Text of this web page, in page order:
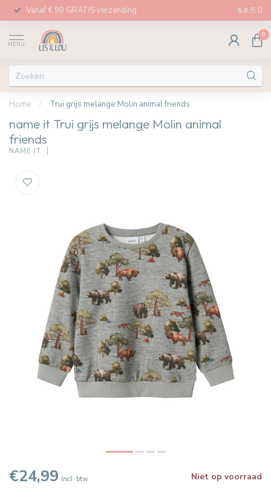
Vanaf € 90 GRATIS verzending Afhalen
5.0 /5.0
MENU
0
Home / Trui grijs melange Molin animal friends
name it Trui grijs melange Molin animal
friends
NAME IT
€24,99 Incl. btw Niet op voorraad